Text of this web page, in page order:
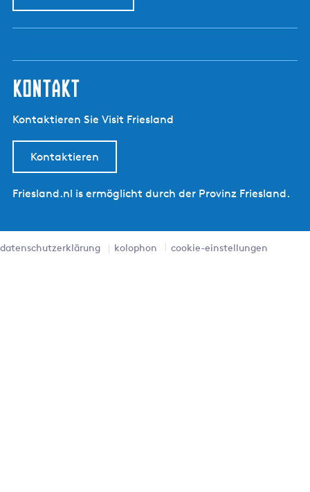
kontakt
Kontaktieren Sie Visit Friesland
Kontaktieren
Friesland.nl is ermöglicht durch der Provinz Friesland.
datenschutzerklärung kolophon cookie-einstellungen